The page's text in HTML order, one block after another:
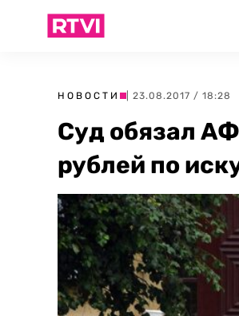
НОВОСТИ | 23.08.2017 / 18:28
Cуд обязал
рублей по